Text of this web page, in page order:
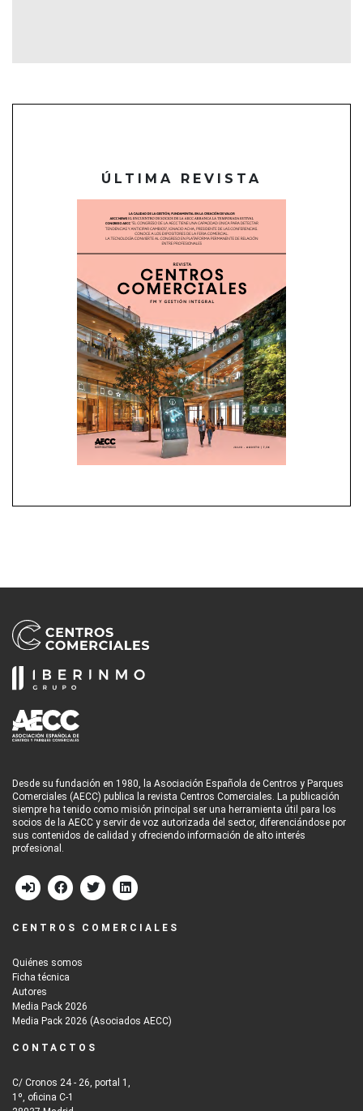
ÚLTIMA REVISTA
Desde su fundación en 1980, la Asociación Española de Centros y Parques
Comerciales (AECC) publica la revista Centros Comerciales. La publicación
siempre ha tenido como misión principal ser una herramienta útil para los
socios de la AECC y servir de voz autorizada del sector, diferenciándose por
sus contenidos de calidad y ofreciendo información de alto interés
profesional.
CENTROS COMERCIALES
Quiénes somos
Ficha técnica
Autores
Media Pack 2026
Media Pack 2026 (Asociados AECC)
CONTACTOS
C/ Cronos 24 - 26, portal 1,
1º, oficina C-1